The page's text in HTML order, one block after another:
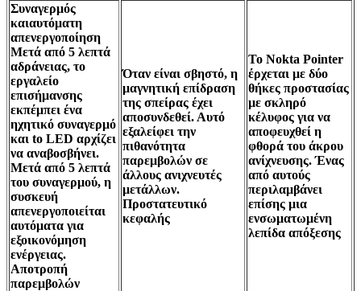
Συναγερμός
καιαυτόματη
απενεργοποίηση
Μετά από 5 λεπτά
αδράνειας, το
εργαλείο
επισήμανσης
εκπέμπει ένα
ηχητικό συναγερμό
και to LED αρχίζει
να αναβοσβήνει.
Μετά από 5 λεπτά
του συναγερμού, η
συσκευή
απενεργοποιείται
αυτόματα για
εξοικονόμηση
ενέργειας.
Αποτροπή
παρεμβολών
Όταν είναι σβηστό, η
μαγνητική επίδραση
της σπείρας έχει
αποσυνδεθεί. Αυτό
εξαλείφει την
πιθανότητα
παρεμβολών σε
άλλους ανιχνευτές
μετάλλων.
Προστατευτικό
κεφαλής
Το Nokta Pointer
έρχεται με δύο
θήκες προστασίας
με σκληρό
κέλυφος για να
αποφευχθεί η
φθορά του άκρου
ανίχνευσης. Ένας
από αυτούς
περιλαμβάνει
επίσης μια
ενσωματωμένη
λεπίδα απόξεσης